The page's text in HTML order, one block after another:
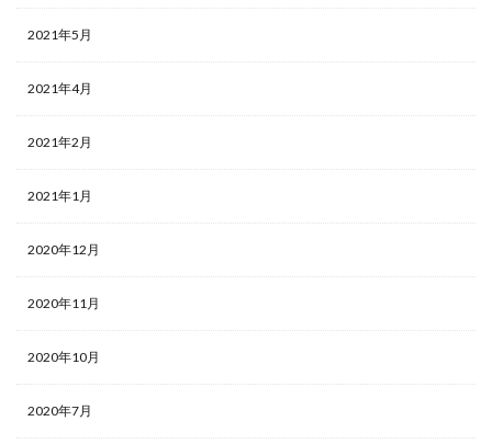
2021年5月
2021年4月
2021年2月
2021年1月
2020年12月
2020年11月
2020年10月
2020年7月